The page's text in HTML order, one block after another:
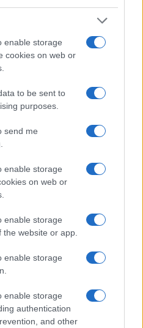
enable storage
cookies on web or
to be sent to
purposes.
send me
enable storage
on web or
enable storage
website or app.
enable storage
enable storage
authentication
and other